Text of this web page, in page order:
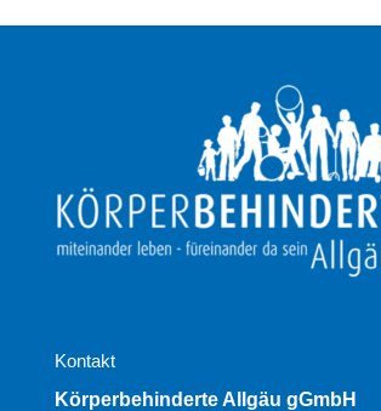
Kontakt
Körperbehinderte Allgäu gGmbH